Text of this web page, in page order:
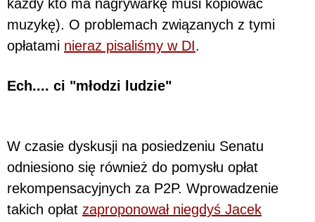
każdy kto ma nagrywarkę musi kopiować
muzykę). O problemach związanych z tymi
opłatami nieraz pisaliśmy w DI.
Ech.... ci "młodzi ludzie"
W czasie dyskusji na posiedzeniu Senatu
odniesiono się również do pomysłu opłat
rekompensacyjnych za P2P. Wprowadzenie
takich opłat zaproponował niegdyś Jacek